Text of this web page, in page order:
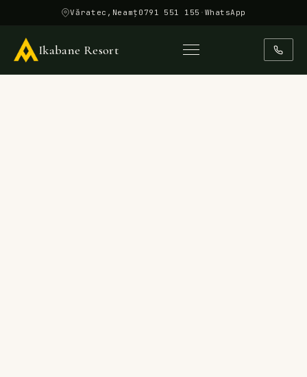
0791 551 155 · WhatsApp
Ikabane Resort